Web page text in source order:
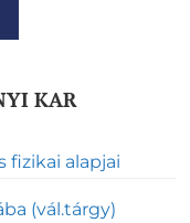
KAR
fizikai alapjai
(vál.tárgy)